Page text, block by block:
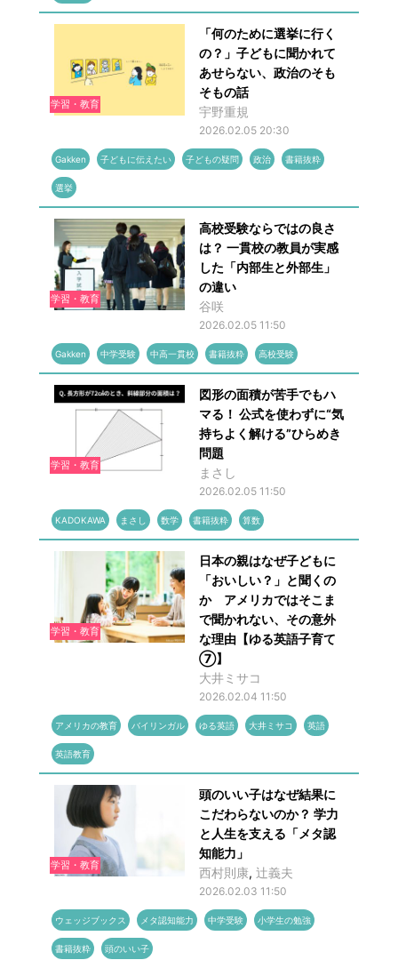
学習・教育
「何のために選挙に行く
の？」子どもに聞かれて
あせらない、政治のそも
そもの話
宇野重規
2026.02.05 20:30
Gakken 子どもに伝えたい 子どもの疑問 政治 書籍抜粋
選挙
学習・教育
高校受験ならではの良さ
は？ 一貫校の教員が実感
した「内部生と外部生」
の違い
谷咲
2026.02.05 11:50
Gakken 中学受験 中高一貫校 書籍抜粋 高校受験
学習・教育
図形の面積が苦手でもハ
マる！ 公式を使わずに“気
持ちよく解ける”ひらめき
問題
まさし
2026.02.05 11:50
KADOKAWA まさし 数学 書籍抜粋 算数
学習・教育
日本の親はなぜ子どもに
「おいしい？」と聞くの
か アメリカではそこま
で聞かれない、その意外
な理由【ゆる英語子育て
⑦】
大井ミサコ
2026.02.04 11:50
アメリカの教育 バイリンガル ゆる英語 大井ミサコ 英語
英語教育
学習・教育
頭のいい子はなぜ結果に
こだわらないのか？ 学力
と人生を支える「メタ認
知能力」
西村則康, 辻󠄀義夫
2026.02.03 11:50
ウェッジブックス メタ認知能力 中学受験 小学生の勉強
書籍抜粋 頭のいい子